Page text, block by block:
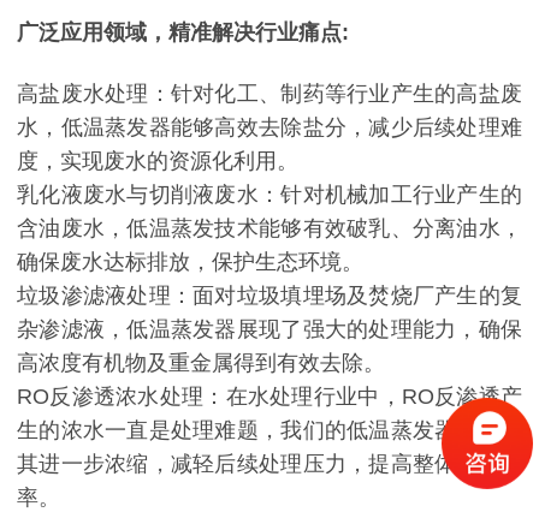
广泛应用领域，精准解决行业痛点:
高盐废水处理：针对化工、制药等行业产生的高盐废
水，低温蒸发器能够高效去除盐分，减少后续处理难
度，实现废水的资源化利用。
乳化液废水与切削液废水：针对机械加工行业产生的
含油废水，低温蒸发技术能够有效破乳、分离油水，
确保废水达标排放，保护生态环境。
垃圾渗滤液处理：面对垃圾填埋场及焚烧厂产生的复
杂渗滤液，低温蒸发器展现了强大的处理能力，确保
高浓度有机物及重金属得到有效去除。
RO反渗透浓水处理：在水处理行业中，RO反渗透产
生的浓水一直是处理难题，我们的低温蒸发器能够将
其进一步浓缩，减轻后续处理压力，提高整体处理效
率。